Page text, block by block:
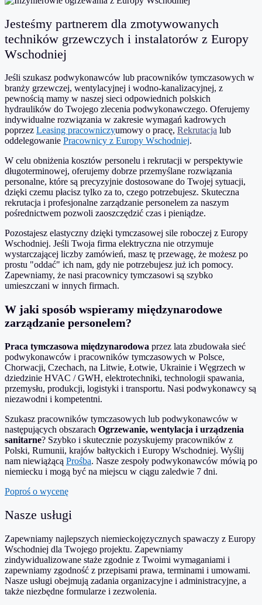
Jesteśmy partnerem dla zmotywowanych
techników grzewczych i instalatorów z Europy
Wschodniej
Jeśli szukasz podwykonawców lub pracowników tymczasowych w
branży grzewczej, wentylacyjnej i wodno-kanalizacyjnej, z
pewnością mamy w naszej sieci odpowiednich polskich
hydraulików do Twojego zlecenia podwykonawczego. Oferujemy
indywidualne rozwiązania w zakresie wymagań kadrowych
poprzez Leasing pracowniczyumowy o pracę, Rekrutacja lub
oddelegowanie Pracownicy z Europy Wschodniej.
W celu obniżenia kosztów personelu i rekrutacji w perspektywie
długoterminowej, oferujemy dobrze przemyślane rozwiązania
personalne, które są precyzyjnie dostosowane do Twojej sytuacji,
dzięki czemu płacisz tylko za to, czego potrzebujesz. Skuteczna
rekrutacja i profesjonalne zarządzanie personelem za naszym
pośrednictwem pozwoli zaoszczędzić czas i pieniądze.
Pozostajesz elastyczny dzięki tymczasowej sile roboczej z Europy
Wschodniej. Jeśli Twoja firma elektryczna nie otrzymuje
wystarczającej liczby zamówień, masz tę przewagę, że możesz po
prostu "oddać" ich nam, gdy nie potrzebujesz już ich pomocy.
Zapewniamy, że nasi pracownicy tymczasowi są szybko
umieszczani w innych firmach.
W jaki sposób wspieramy międzynarodowe
zarządzanie personelem?
Praca tymczasowa międzynarodowa przez lata zbudowała sieć
podwykonawców i pracowników tymczasowych w Polsce,
Chorwacji, Czechach, na Litwie, Łotwie, Ukrainie i Węgrzech w
dziedzinie HVAC / GWH, elektrotechniki, technologii spawania,
przemysłu, produkcji, logistyki i transportu. Nasi podwykonawcy są
niezawodni i kompetentni.
Szukasz pracowników tymczasowych lub podwykonawców w
następujących obszarach Ogrzewanie, wentylacja i urządzenia
sanitarne? Szybko i skutecznie pozyskujemy pracowników z
Polski, Rumunii, krajów bałtyckich i Europy Wschodniej. Wyślij
nam niewiążącą Prośba. Nasze zespoły podwykonawców mówią po
niemiecku i mogą być na miejscu w ciągu zaledwie 7 dni.
Poproś o wycenę
Nasze usługi
Zapewniamy najlepszych niemieckojęzycznych spawaczy z Europy
Wschodniej dla Twojego projektu. Zapewniamy
zindywidualizowane staże zgodnie z Twoimi wymaganiami i
zapewniamy zgodność z przepisami prawa, terminami i umowami.
Nasze usługi obejmują zadania organizacyjne i administracyjne, a
także niezbędne formularze i zezwolenia.